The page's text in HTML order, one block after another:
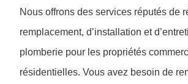
Nous offrons des services réputés de
remplacement, d’installation et
plomberie pour les propriétés
résidentielles. Vous avez besoin de